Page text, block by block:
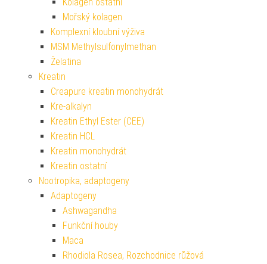
Mořský kolagen
Komplexní kloubní výživa
MSM Methylsulfonylmethan
Želatina
Kreatin
Creapure kreatin monohydrát
Kre-alkalyn
Kreatin Ethyl Ester (CEE)
Kreatin HCL
Kreatin monohydrát
Kreatin ostatní
Nootropika, adaptogeny
Adaptogeny
Ashwagandha
Funkční houby
Maca
Rhodiola Rosea, Rozchodnice růžová